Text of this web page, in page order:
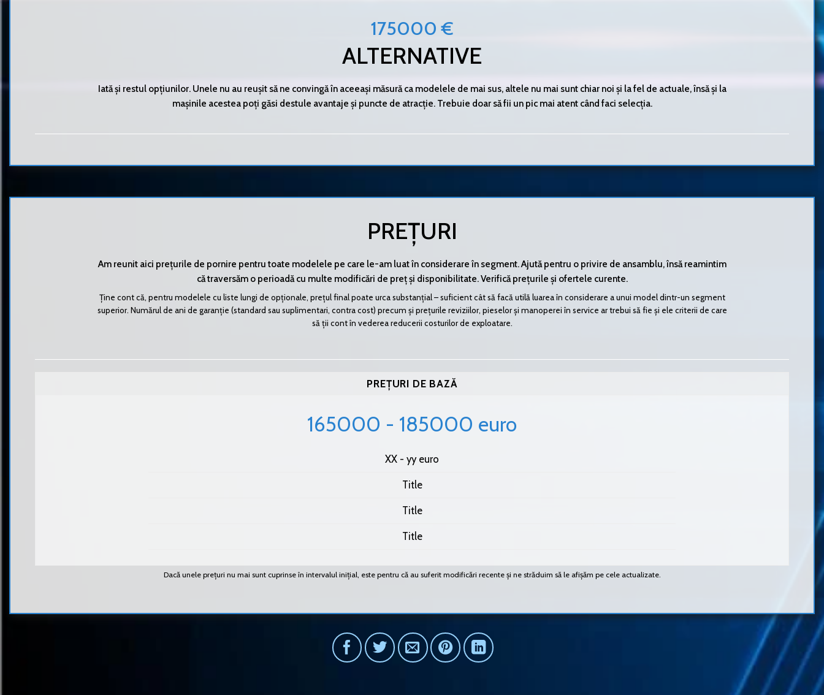
175000 €
ALTERNATIVE
Iată și restul opțiunilor. Unele nu au reușit să ne convingă în aceeași măsură ca modelele de mai sus, altele nu mai sunt chiar noi și la fel de actuale, însă și la
mașinile acestea poți găsi destule avantaje și puncte de atracție. Trebuie doar să fii un pic mai atent când faci selecția.
PREȚURI
Am reunit aici prețurile de pornire pentru toate modelele pe care le-am luat în considerare în segment. Ajută pentru o privire de ansamblu, însă reamintim
că traversăm o perioadă cu multe modificări de preț și disponibilitate. Verifică prețurile și ofertele curente.
Ține cont că, pentru modelele cu liste lungi de opționale, prețul final poate urca substanțial – suficient cât să facă utilă luarea în considerare a unui model dintr-un segment
superior. Numărul de ani de garanție (standard sau suplimentari, contra cost) precum și prețurile reviziilor, pieselor și manoperei în service ar trebui să fie și ele criterii de care
să ții cont în vederea reducerii costurilor de exploatare.
PREȚURI DE BAZĂ
165000 - 185000 euro
XX - yy euro
Title
Title
Title
Dacă unele prețuri nu mai sunt cuprinse în intervalul inițial, este pentru că au suferit modificări recente și ne străduim să le afișăm pe cele actualizate.